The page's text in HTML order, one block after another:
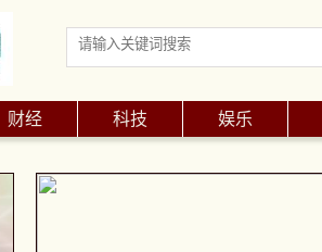
财经 科技 娱乐